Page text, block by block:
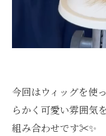
今回はウィッグを使
らかく可愛い雰囲気
組み合わせです✂️✨